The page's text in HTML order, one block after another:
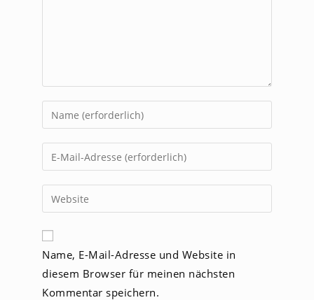
Gib
deinen
Namen
oder
zum
Kommentieren
ein
Gib
deine
E-
Mail-
zum
Kommentieren
ein
Gib
deine
Website-
URL
ein
(optional)
Name, E-Mail-Adresse und Website in
diesem Browser für meinen nächsten
Kommentar speichern.